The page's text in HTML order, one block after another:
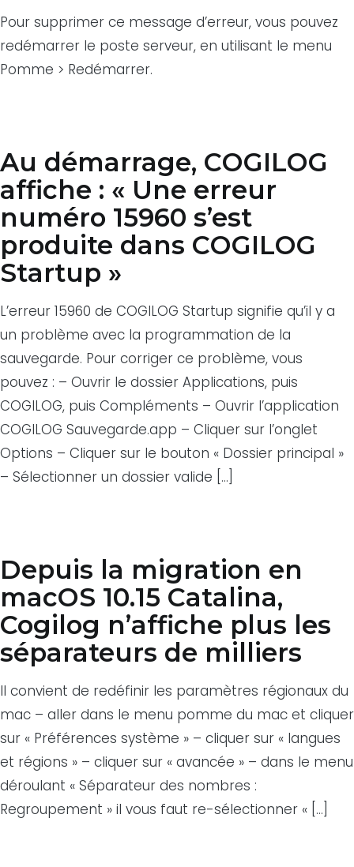
Pour supprimer ce message d’erreur, vous pouvez
redémarrer le poste serveur, en utilisant le menu
Pomme > Redémarrer.
Au démarrage, COGILOG
affiche : « Une erreur
numéro 15960 s’est
produite dans COGILOG
Startup »
L’erreur 15960 de COGILOG Startup signifie qu’il y a
un problème avec la programmation de la
sauvegarde. Pour corriger ce problème, vous
pouvez : – Ouvrir le dossier Applications, puis
COGILOG, puis Compléments – Ouvrir l’application
COGILOG Sauvegarde.app – Cliquer sur l’onglet
Options – Cliquer sur le bouton « Dossier principal »
– Sélectionner un dossier valide […]
Depuis la migration en
macOS 10.15 Catalina,
Cogilog n’affiche plus les
séparateurs de milliers
Il convient de redéfinir les paramètres régionaux du
mac – aller dans le menu pomme du mac et cliquer
sur « Préférences système » – cliquer sur « langues
et régions » – cliquer sur « avancée » – dans le menu
déroulant « Séparateur des nombres :
Regroupement » il vous faut re-sélectionner « […]